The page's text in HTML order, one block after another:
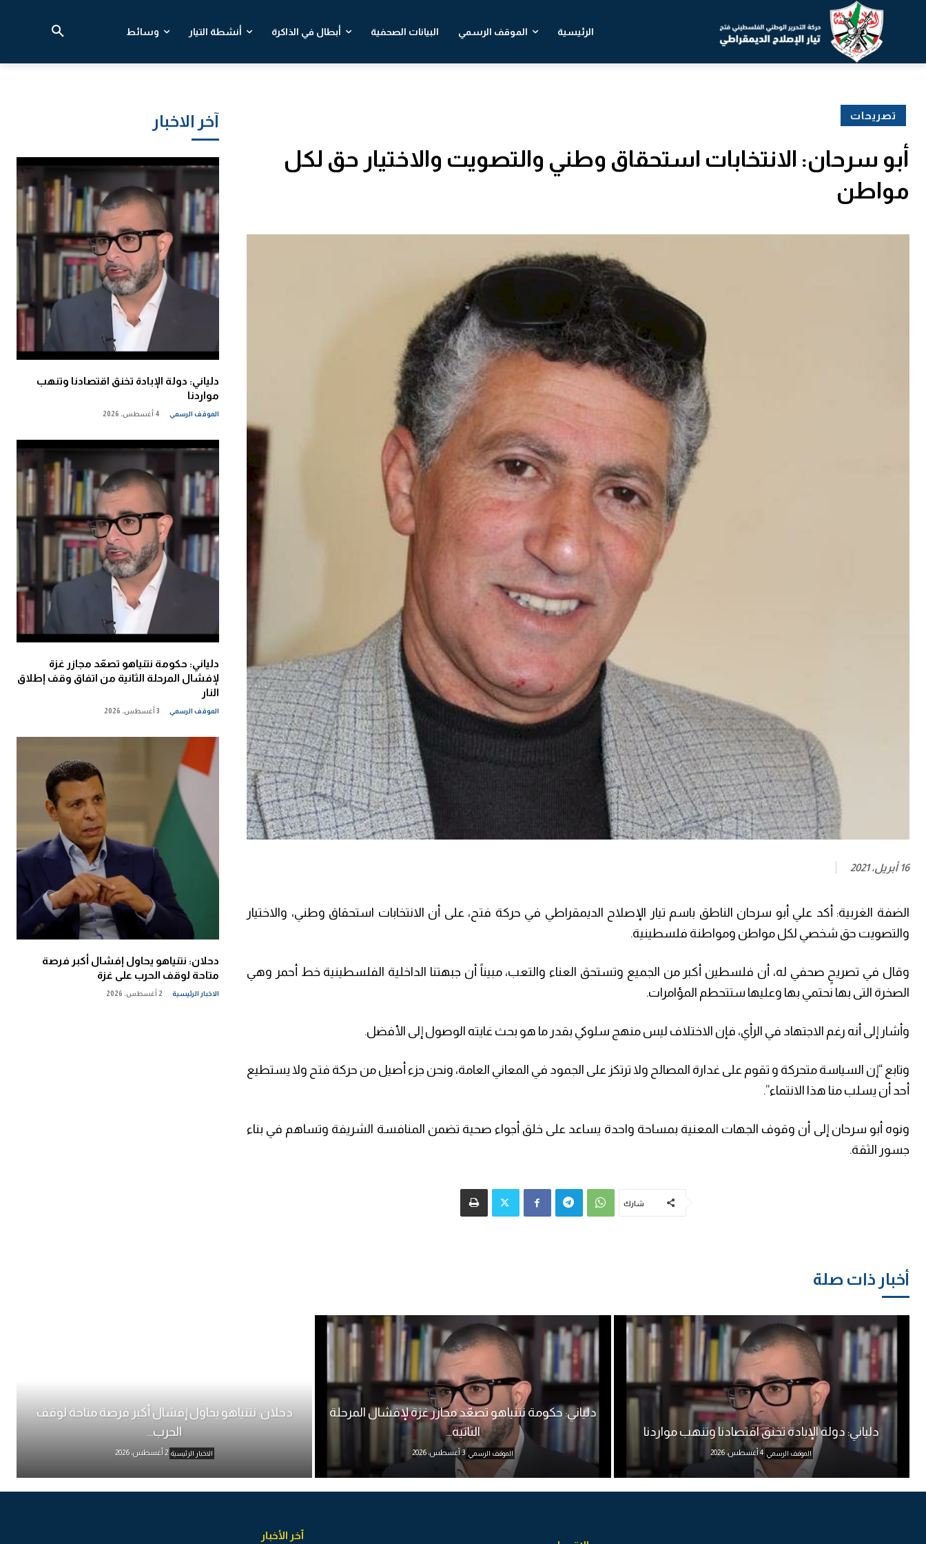
الرئيسية الموقف الرسمي البيانات الصحفية أبطال في الذاكرة أنشطة التيار وسائط
آخر الاخبار
دلياني: دولة الإبادة تخنق اقتصادنا وتنهب
مواردنا
الموقف الرسمي 4 أغسطس، 2026
دلياني: حكومة نتنياهو تصعّد مجازر غزة
لإفشال المرحلة الثانية من اتفاق وقف إطلاق
النار
الموقف الرسمي 3 أغسطس، 2026
دحلان: نتنياهو يحاول إفشال أكبر فرصة
متاحة لوقف الحرب على غزة
الاخبار الرئيسية 2 أغسطس، 2026
تصريحات
أبو سرحان: الانتخابات استحقاق وطني والتصويت والاختيار حق لكل
مواطن
16 أبريل، 2021
الضفة الغربية: أكد علي أبو سرحان الناطق باسم تيار الإصلاح الديمقراطي في حركة فتح، على أن الانتخابات استحقاق وطني، والاختيار
والتصويت حق شخصي لكل مواطن ومواطنة فلسطينية.
وقال في تصريحٍ صحفي له، أن فلسطين أكبر من الجميع وتستحق العناء والتعب، مبيناً أن جبهتنا الداخلية الفلسطينية خط أحمر وهي
الصخرة التى بها نحتمي بها وعليها ستتحطم المؤامرات.
وأشار إلى أنه رغم الاجتهاد في الرأي، فإن الاختلاف ليس منهج سلوكي بقدر ما هو بحث غايته الوصول إلى الأفضل.
وتابع “إن السياسة متحركة و تقوم على غدارة المصالح ولا ترتكز على الجمود في المعاني العامة، ونحن جزء أصيل من حركة فتح ولا يستطيع
أحد أن يسلب منا هذا الانتماء”.
ونوه أبو سرحان إلى أن وقوف الجهات المعنية بمساحة واحدة يساعد على خلق أجواء صحية تضمن المنافسة الشريفة وتساهم في بناء
جسور الثقة.
شارك
أخبار ذات صلة
دلياني: دولة الإبادة تخنق اقتصادنا وتنهب مواردنا
الموقف الرسمي 4 أغسطس، 2026
دلياني: حكومة نتنياهو تصعّد مجازر غزة لإفشال المرحلة
الثانية...
الموقف الرسمي 3 أغسطس، 2026
دحلان: نتنياهو يحاول إفشال أكبر فرصة متاحة لوقف
الحرب...
الاخبار الرئيسية 2 أغسطس، 2026
آخر الأخبار